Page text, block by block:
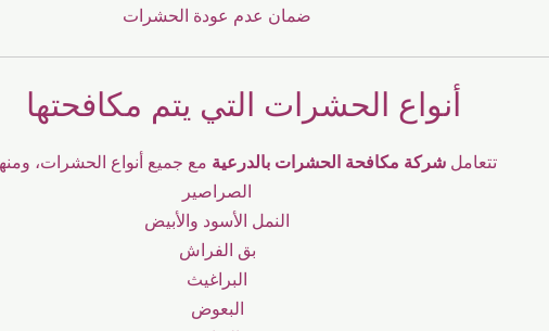
ضمان عدم عودة الحشرات
أنواع الحشرات التي يتم مكافحتها
تتعاملشركة مكافحة الحشرات بالدرعية مع جميع أنواع الحشرات،
الصراصير
النمل الأسود والأبيض
بق الفراش
البراغيث
البعوض